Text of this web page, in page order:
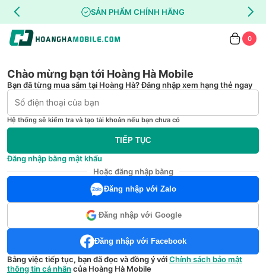
SẢN PHẨM CHÍNH HÃNG
0
Chào mừng bạn tới Hoàng Hà Mobile
Bạn đã từng mua sắm tại Hoàng Hà? Đăng nhập xem hạng thẻ ngay
Hệ thống sẽ kiểm tra và tạo tài khoản nếu bạn chưa có
TIẾP TỤC
Đăng nhập bằng mật khẩu
Hoặc đăng nhập bằng
Đăng nhập với Zalo
Đăng nhập với Google
Đăng nhập với Facebook
Bằng việc tiếp tục, bạn đã đọc và đồng ý vớiChính sách bảo mật
thông tin cá nhân của Hoàng Hà Mobile